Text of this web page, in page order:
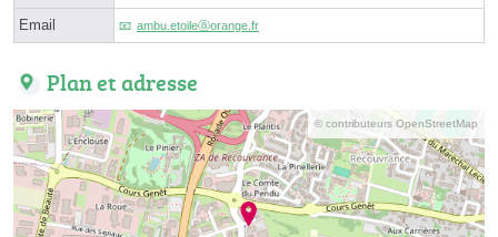
Email ambu.etoileⓐorange.fr
Plan et adresse
© contributeurs OpenStreetMap